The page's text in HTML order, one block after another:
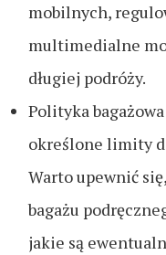
mobilnych,
multimedialne
długiej podróży.
Polityka
określone limity
Warto upewnić
bagażu
jakie są